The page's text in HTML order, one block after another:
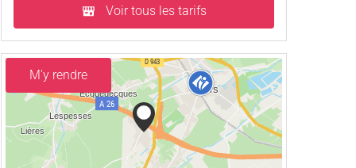
Voir tous les tarifs
M'y rendre